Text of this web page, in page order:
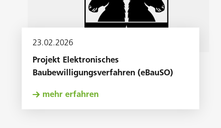
23.02.2026
Projekt Elektronisches
Baubewilligungsverfahren (eBauSO)
mehr erfahren